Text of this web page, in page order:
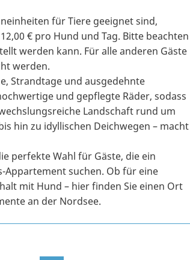
für Tiere geeignet sind,
€ pro Hund und Tag. Bitte beachten
werden kann. Für alle anderen Gäste
werden.
Strandtage und ausgedehnte
und gepflegte Räder, sodass
Landschaft rund um
hin zu idyllischen Deichwegen – macht
perfekte Wahl für Gäste, die ein
Appartement suchen. Ob für eine
mit Hund – hier finden Sie einen Ort
an der Nordsee.